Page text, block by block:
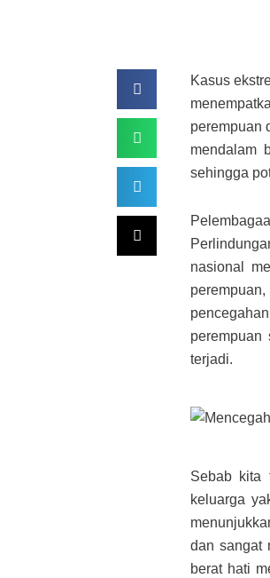
Kasus
perempuan
mendalam
sehingga
nasional
terjadi.
Sebab kita
keluarga
dan sangat
berat hati